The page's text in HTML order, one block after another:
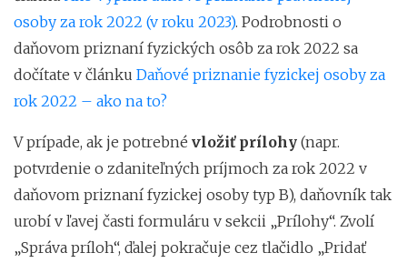
osoby za rok 2022 (v roku 2023). Podrobnosti o
daňovom priznaní fyzických osôb za rok 2022 sa
dočítate v článku Daňové priznanie fyzickej osoby za
rok 2022 – ako na to?
V prípade, ak je potrebné vložiť prílohy (napr.
potvrdenie o zdaniteľných príjmoch za rok 2022 v
daňovom priznaní fyzickej osoby typ B), daňovník tak
urobí v ľavej časti formuláru v sekcii „Prílohy“. Zvolí
„Správa príloh“, ďalej pokračuje cez tlačidlo „Pridať